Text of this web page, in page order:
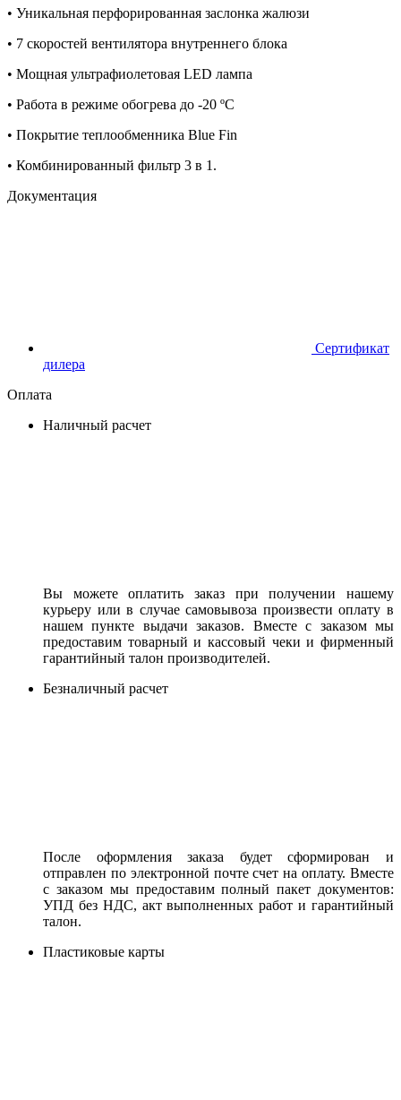
• Уникальная перфорированная заслонка жалюзи
• 7 скоростей вентилятора внутреннего блока
• Мощная ультрафиолетовая LED лампа
• Работа в режиме обогрева до -20 ºС
• Покрытие теплообменника Blue Fin
• Комбинированный фильтр 3 в 1.
Документация
Сертификат
дилера
Оплата
Наличный расчет
Вы можете оплатить заказ при получении нашему
курьеру или в случае самовывоза произвести оплату в
нашем пункте выдачи заказов. Вместе с заказом мы
предоставим товарный и кассовый чеки и фирменный
гарантийный талон производителей.
Безналичный расчет
После оформления заказа будет сформирован и
отправлен по электронной почте счет на оплату. Вместе
с заказом мы предоставим полный пакет документов:
УПД без НДС, акт выполненных работ и гарантийный
талон.
Пластиковые карты